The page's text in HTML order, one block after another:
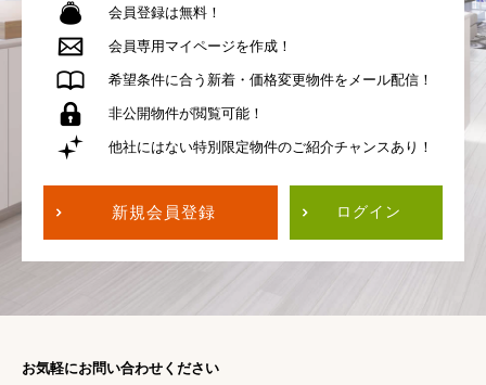
会員登録は無料！
会員専用 マイページを作成！
希望条件に合う 新着・価格変更物件を メール配信！
非公開物件が閲覧可能！
他社にはない特別限定物件のご紹介チャンスあり！
新規会員登録 ログイン
お気軽にお問い合わせください